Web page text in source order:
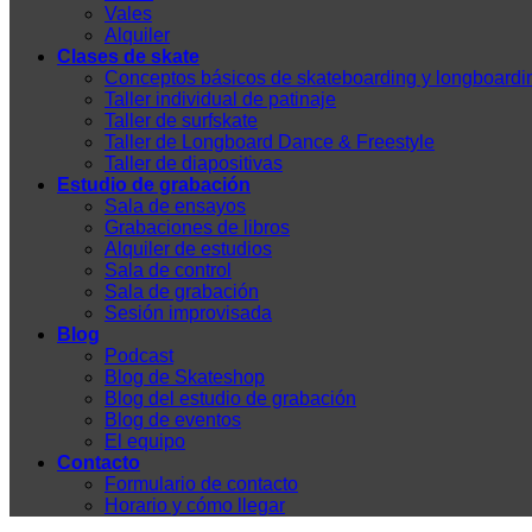
Vales
Alquiler
Clases de skate
Conceptos básicos de skateboarding y
Taller individual de patinaje
Taller de surfskate
Taller de Longboard Dance & Freestyle
Taller de diapositivas
Estudio de grabación
Sala de ensayos
Grabaciones de libros
Alquiler de estudios
Sala de control
Sala de grabación
Sesión improvisada
Blog
Podcast
Blog de Skateshop
Blog del estudio de grabación
Blog de eventos
El equipo
Contacto
Formulario de contacto
Horario y cómo llegar